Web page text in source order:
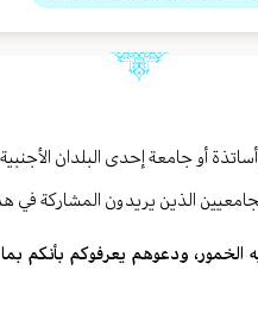
أو جامعة إحدى البلدان
الذين يريدون المشاركة في
ودعوهم يعرفوكم بأنكم